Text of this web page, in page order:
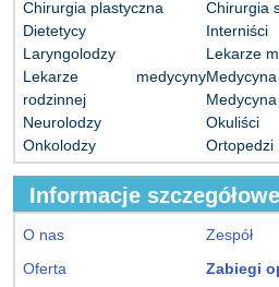
Chirurgia plastyczna
Chirurgia
Dietetycy
Interniści
Laryngolodzy
Lekarze
Lekarze medycyny
rodzinnej
Neurolodzy
Okuliści
Onkolodzy
Ortopedzi
Informacje szczegółowe
O nas
Zespół
Oferta
Zabiegi